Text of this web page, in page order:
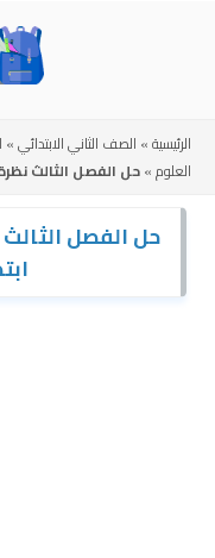
الرئيسية» الصف الثاني الابتدائي»
العلوم»حل الفصل الثالث نظرة
حل الفصل